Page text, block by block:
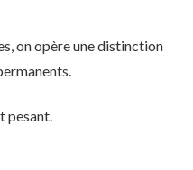
on opère une distinction
pesant.